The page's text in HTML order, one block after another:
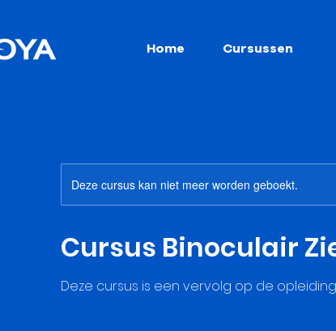
Home Cursussen
Deze cursus kan niet meer worden geboekt.
Cursus Binoculair
Deze cursus is een vervolg op de opleiding